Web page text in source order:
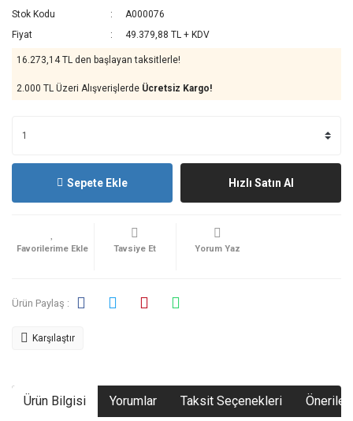
Stok Kodu
A000076
Fiyat
49.379,88 TL + KDV
16.273,14 TL den başlayan taksitlerle!
2.000 TL Üzeri Alışverişlerde Ücretsiz Kargo!
Sepete Ekle Hızlı Satın Al
Tavsiye Et Yorum Yaz
Ürün Paylaş :
Karşılaştır
Ürün Bilgisi Yorumlar Taksit Seçenekleri